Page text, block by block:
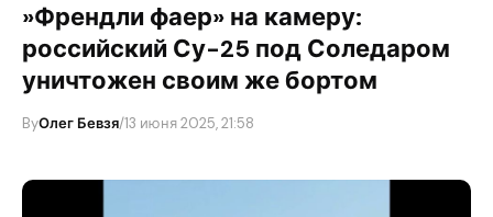
​»Френдли фаер» на камеру:
российский Су-25 под Соледаром
уничтожен своим же бортом
ByОлег Бевзя/13 июня 2025, 21:58